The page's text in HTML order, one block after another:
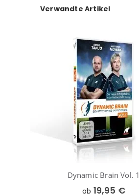
Verwandte Artikel
Dynamic Brain Vol. 1
ab 19,95 €